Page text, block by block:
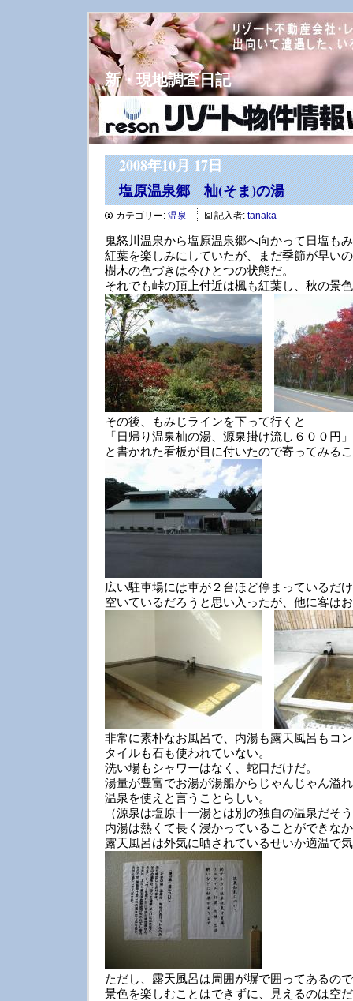
新・現地調査日記
2008年10月 17日
塩原温泉郷 杣(そま)の湯
カテゴリー: 温泉 記入者: tanaka
鬼怒川温泉から塩原温泉郷へ向かって日塩も
紅葉を楽しみにしていたが、まだ季節が早い
樹木の色づきは今ひとつの状態だ。
それでも峠の頂上付近は楓も紅葉し、秋の景
その後、もみじラインを下って行くと
「日帰り温泉杣の湯、源泉掛け流し６００円」
と書かれた看板が目に付いたので寄ってみる
広い駐車場には車が２台ほど停まっているだ
空いているだろうと思い入ったが、他に客は
非常に素朴なお風呂で、内湯も露天風呂もコ
タイルも石も使われていない。
洗い場もシャワーはなく、蛇口だけだ。
湯量が豊富でお湯が湯船からじゃんじゃん溢
温泉を使えと言うことらしい。
（源泉は塩原十一湯とは別の独自の温泉だそ
内湯は熱くて長く浸かっていることができな
露天風呂は外気に晒されているせいか適温で
ただし、露天風呂は周囲が塀で囲ってあるので
景色を楽しむことはできずに、見えるのは空